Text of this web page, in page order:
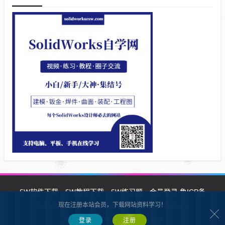
SW软件下载 SW教程下载 SW练习题 会员登录鲁ICP备
2021002287号-1鲁公网安备 37132902372928号
SW自学网 基于 Z-BlogPHP
现在注册本站会员，下载网站资料学习！
登录 注册